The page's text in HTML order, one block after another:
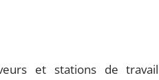
et stations de travail